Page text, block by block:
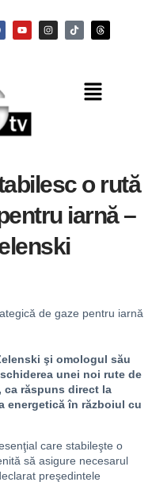
o rută
iarnă –
şi omologul său
unei noi rute de
ca răspuns direct la
energetică în războiul cu
care stabileşte o
să asigure necesarul
preşedintele